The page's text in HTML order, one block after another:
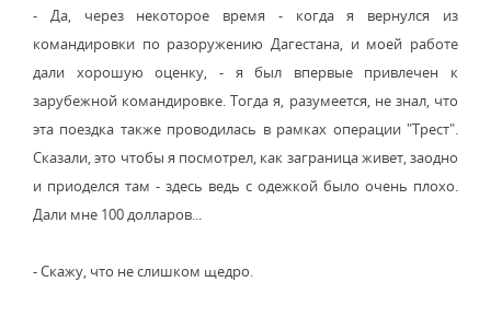
- Да, через некоторое время - когда я вернулся из
командировки по разоружению Дагестана, и моей работе
дали хорошую оценку, - я был впервые привлечен к
зарубежной командировке. Тогда я, разумеется, не знал, что
эта поездка также проводилась в рамках операции "Трест".
Сказали, это чтобы я посмотрел, как заграница живет, заодно
и приоделся там - здесь ведь с одежкой было очень плохо.
Дали мне 100 долларов...
- Скажу, что не слишком щедро.